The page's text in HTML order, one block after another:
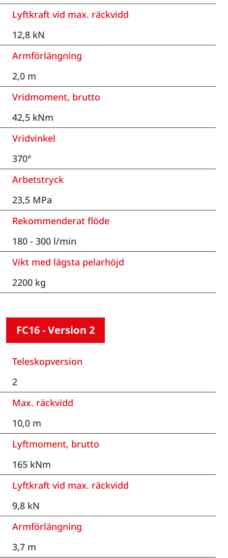
Lyftkraft vid max. räckvidd
12,8 kN
Armförlängning
2,0 m
Vridmoment, brutto
42,5 kNm
Vridvinkel
370°
Arbetstryck
23,5 MPa
Rekommenderat flöde
180 - 300 l/min
Vikt med lägsta pelarhöjd
2200 kg
FC16 - Version 2
Teleskopversion
2
Max. räckvidd
10,0 m
Lyftmoment, brutto
165 kNm
Lyftkraft vid max. räckvidd
9,8 kN
Armförlängning
3,7 m